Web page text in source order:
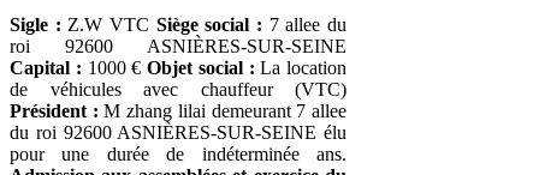
Sigle : Z.W VTC Siège social : 7 allee du
roi 92600 ASNIÈRES-SUR-SEINE
Capital : 1000 € Objet social : La location
de véhicules avec chauffeur (VTC)
Président : M zhang lilai demeurant 7 allee
du roi 92600 ASNIÈRES-SUR-SEINE élu
pour une durée de indéterminée ans.